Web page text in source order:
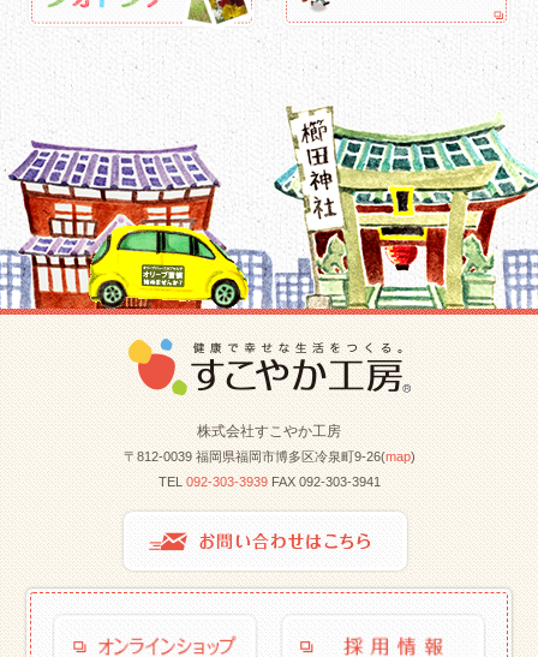
株式会社すこやか工房
〒812-0039 福岡県福岡市博多区冷泉町9-26(map)
TEL 092-303-3939FAX 092-303-3941